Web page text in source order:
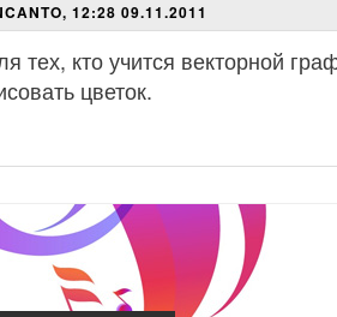
12:28 09.11.2011
тех, кто учится векторной
цветок.